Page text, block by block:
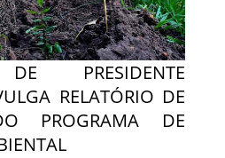
DE PRESIDENTE
RELATÓRIO DE
PROGRAMA DE